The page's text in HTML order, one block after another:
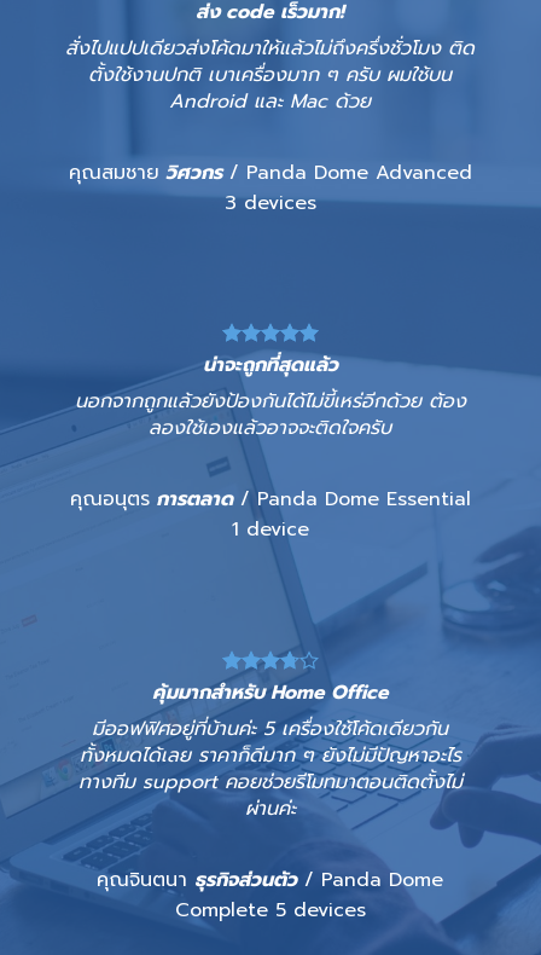
ส่ง code เร็วมาก!
สั่งไปแปปเดียวส่งโค้ดมาให้แล้วไม่ถึงครึ่งชั่วโมง ติด
ตั้งใช้งานปกติ เบาเครื่องมาก ๆ ครับ ผมใช้บน
Android และ Mac ด้วย
คุณสมชาย วิศวกร/ Panda Dome Advanced
3 devices
น่าจะถูกที่สุดแล้ว
นอกจากถูกแล้วยังป้องกันได้ไม่ขี้เหร่อีกด้วย ต้อง
ลองใช้เองแล้วอาจจะติดใจครับ
คุณอนุตรการตลาด/ Panda Dome Essential
1 device
คุ้มมากสำหรับ Home Office
มีออฟฟิศอยู่ที่บ้านค่ะ 5 เครื่องใช้โค้ดเดียวกัน
ทั้งหมดได้เลย ราคาก็ดีมาก ๆ ยังไม่มีปัญหาอะไร
ทางทีม support คอยช่วยรีโมทมาตอนติดตั้งไม่
ผ่านค่ะ
คุณจินตนา ธุรกิจส่วนตัว/ Panda Dome
Complete 5 devices